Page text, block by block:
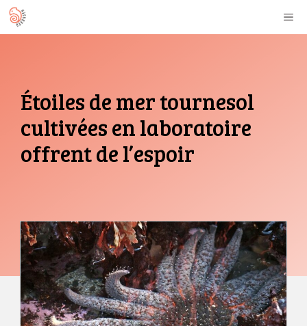
Aller
au
Étoiles de mer tournesol
cultivées en laboratoire
offrent de l’espoir